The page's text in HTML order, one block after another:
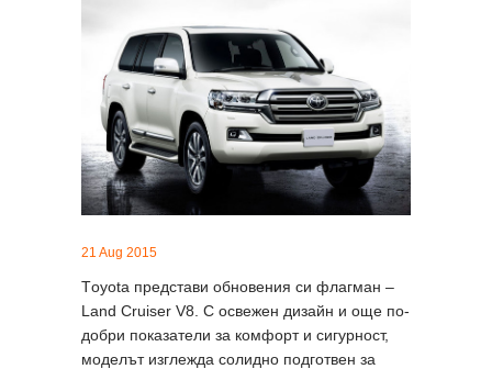
21 Aug 2015
Тoyota представи обновения си флагман –
Land Cruiser V8. С освежен дизайн и още по-
добри показатели за комфорт и сигурност,
моделът изглежда солидно подготвен за